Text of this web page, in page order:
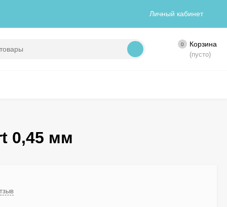
Личный кабинет
0 Корзина
(пусто)
0,45 мм